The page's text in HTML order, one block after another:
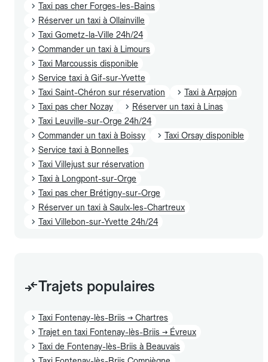
Taxi pas cher Forges-les-Bains
Réserver un taxi à Ollainville
Taxi Gometz-la-Ville 24h/24
Commander un taxi à Limours
Taxi Marcoussis disponible
Service taxi à Gif-sur-Yvette
Taxi Saint-Chéron sur réservation
Taxi à Arpajon
Taxi pas cher Nozay
Réserver un taxi à Linas
Taxi Leuville-sur-Orge 24h/24
Commander un taxi à Boissy
Taxi Orsay disponible
Service taxi à Bonnelles
Taxi Villejust sur réservation
Taxi à Longpont-sur-Orge
Taxi pas cher Brétigny-sur-Orge
Réserver un taxi à Saulx-les-Chartreux
Taxi Villebon-sur-Yvette 24h/24
Trajets populaires
Taxi Fontenay-lès-Briis → Chartres
Trajet en taxi Fontenay-lès-Briis → Évreux
Taxi de Fontenay-lès-Briis à Beauvais